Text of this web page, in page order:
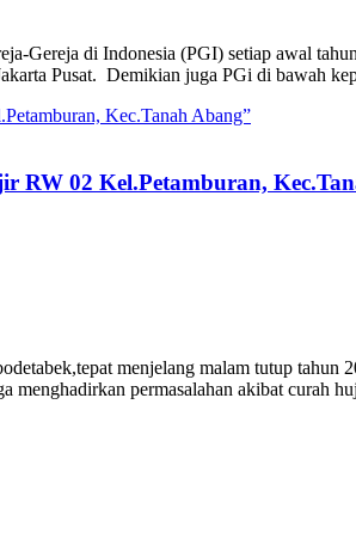
Gereja di Indonesia (PGI) setiap awal
Pusat. Demikian juga PGi di bawah
RW 02 Kel.Petamburan,
menjelang malam tutup
menghadirkan permasalahan akibat curah